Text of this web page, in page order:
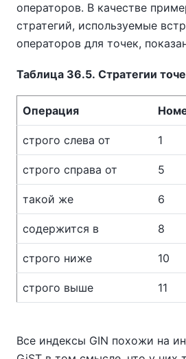
операторов. В качестве
стратегий, используемые
операторов для точек,
Таблица 36.5. Стратегии
Операция
строго слева от 1
строго справа от 5
такой же 6
содержится в 8
строго ниже 10
строго выше 11
Все индексы GIN похожи на